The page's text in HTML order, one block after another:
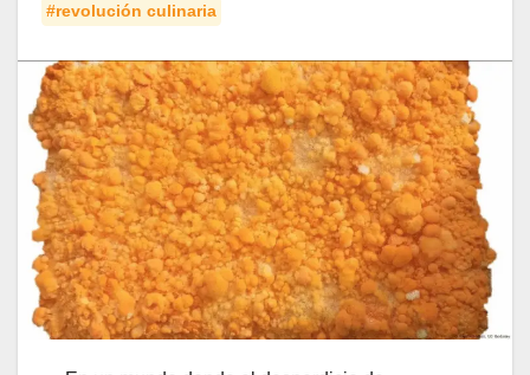
#revolución culinaria